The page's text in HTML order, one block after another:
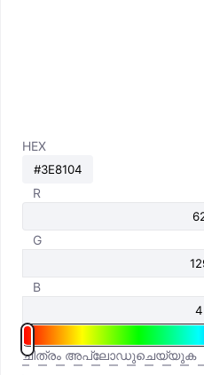
HEX
R
G
B
ചിത്രം അപ്‌ലോഡുചെയ്യുക